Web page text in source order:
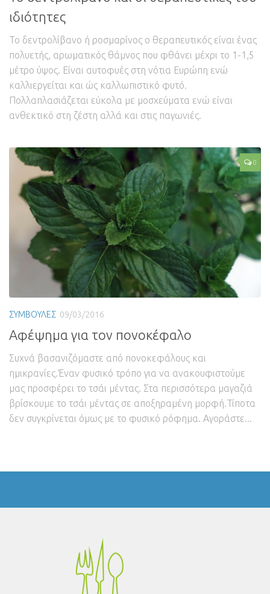
ιδιότητες
Το δεντρολίβανο ή ροσμαρίνος ο θεραπευτικός είναι ένας
πολυετής, αρωματικός θάμνος που φθάνει μέχρι το 1-1,5
μέτρο ύψος. Είναι αυτοφυές στη νότια Ευρώπη ενώ
καλλιεργείται και ώς καλλωπιστικό φυτό.
Πολλαπλασιάζεται εύκολα με μοσχεύματα ενώ είναι
ανθεκτικό στη ζέστη αλλά και στις παγωνιές.
0
ΣΥΜΒΟΥΛΕΣ 09/03/2016
Αφέψημα για τον πονοκέφαλο
Συχνά βασανιζόμαστε από πονοκεφάλους και
ημικρανίες.Έναν φυσικό τρόπο για να ανακουφιστούμε
μας προσφέρει το τσάι μέντας. Στα περισσότερα μαγαζιά
βρίσκουμε το τσάι μέντας σε αποξηραμένη μορφή.Τίποτα
δεν συγκρίνεται όμως με το φυσικό ρόφημα. Αγοράστε...